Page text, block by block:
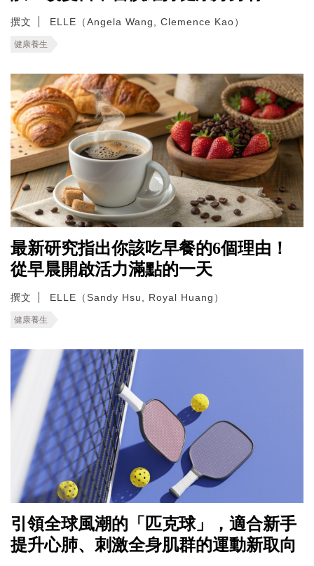
撰文 ELLE（Angela Wang, Clemence Kao）
健康養生
最新研究指出你該吃早餐的6個理由！
從早晨開啟活力滿點的一天
撰文 ELLE（Sandy Hsu, Royal Huang）
健康養生
引領全球風潮的「匹克球」，適合新手
提升心肺、刺激全身肌群的運動新取向